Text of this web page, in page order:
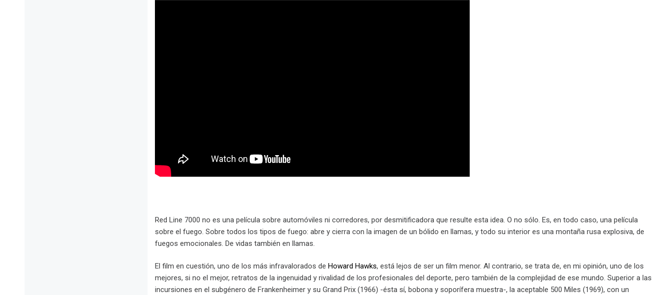
Red Line 7000 no es una película sobre automóviles ni corredores, por desmitificadora que resulte esta idea. O no sólo. Es, en todo caso, una película
sobre el fuego. Sobre todos los tipos de fuego: abre y cierra con la imagen de un bólido en llamas, y todo su interior es una montaña rusa explosiva, de
fuegos emocionales. De vidas también en llamas.
El film en cuestión, uno de los más infravalorados de Howard Hawks, está lejos de ser un film menor. Al contrario, se trata de, en mi opinión, uno de los
mejores, si no el mejor, retratos de la ingenuidad y rivalidad de los profesionales del deporte, pero también de la complejidad de ese mundo. Superior a las
incursiones en el subgénero de Frankenheimer y su Grand Prix (1966) -ésta sí, bobona y soporífera muestra-, la aceptable 500 Miles (1969), con un